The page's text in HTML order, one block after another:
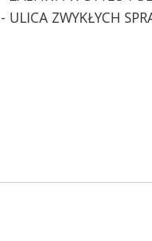
ZWYKŁYCH